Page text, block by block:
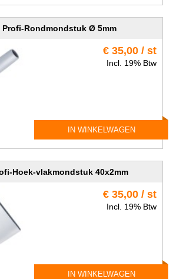
Profi-Rondmondstuk Ø 5mm
€ 35,00 / st
Incl. 19% Btw
IN WINKELWAGEN
Hoek-vlakmondstuk 40x2mm
€ 35,00 / st
Incl. 19% Btw
IN WINKELWAGEN